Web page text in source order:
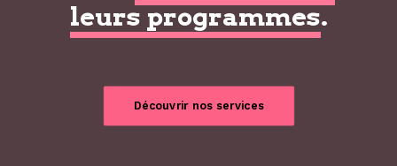
leurs programmes.
Découvrir nos services